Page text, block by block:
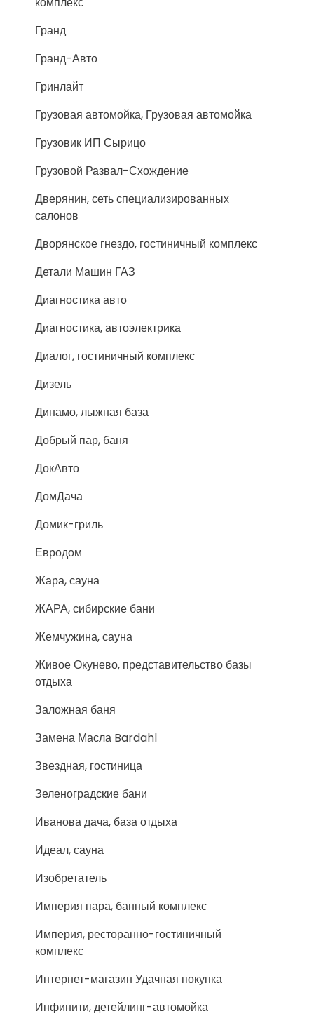
Гранд
Гранд-Авто
Гринлайт
Грузовая автомойка, Грузовая автомойка
Грузовик ИП Сырицо
Грузовой Развал-Схождение
Дверянин, сеть специализированных
салонов
Дворянское гнездо, гостиничный комплекс
Детали Машин ГАЗ
Диагностика авто
Диагностика, автоэлектрика
Диалог, гостиничный комплекс
Дизель
Динамо, лыжная база
Добрый пар, баня
ДокАвто
ДомДача
Домик-гриль
Евродом
Жара, сауна
ЖАРА, сибирские бани
Жемчужина, сауна
Живое Окунево, представительство базы
отдыха
Заложная баня
Замена Масла Bardahl
Звездная, гостиница
Зеленоградские бани
Иванова дача, база отдыха
Идеал, сауна
Изобретатель
Империя пара, банный комплекс
Империя, ресторанно-гостиничный
комплекс
Интернет-магазин Удачная покупка
Инфинити, детейлинг-автомойка